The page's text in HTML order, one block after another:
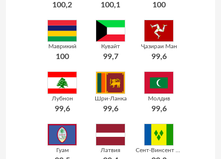
100,2 100,1 100
Маврикий
100
Кувайт
99,7
Ҷазираи Ман
99,6
Лубнон
99,6
Шри-Ланка
99,6
Молдив
99,6
Гуам Латвия